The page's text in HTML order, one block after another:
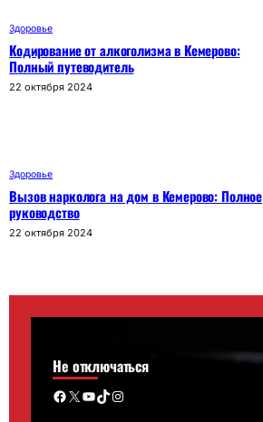
Здоровье
Кодирование от алкоголизма в Кемерово:
Полный путеводитель
22 октября 2024
Здоровье
Вызов нарколога на дом в Кемерово: Полное
руководство
22 октября 2024
Не отключаться
Facebook X YouTube TikTok Instagram